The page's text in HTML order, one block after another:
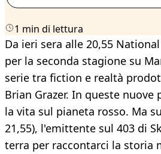
1 min di lettura
Da ieri sera alle 20,55
per la seconda stagione su
serie tra fiction e realtà
Brian Grazer. In queste
la vita sul pianeta rosso. Ma
21,55), l'emittente sul 403 di
terra per raccontarci la storia